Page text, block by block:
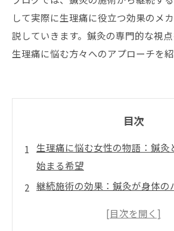
して実際に生理痛に役立つ効果のメ
説していきます。鍼灸の専門的な視
生理痛に悩む方々へのアプローチを紹
目次
生理痛に悩む女性の物語：鍼灸
始まる希望
継続施術の効果：鍼灸が身体の
筋肉の緊張と血行不良を改善す